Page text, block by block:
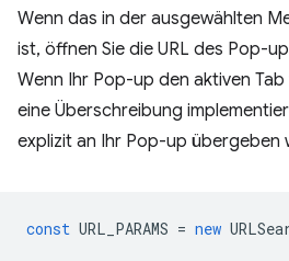
Wenn das in der ausgewählten
ist, öffnen Sie die URL des Pop-
Wenn Ihr Pop-up den aktiven
eine Überschreibung
explizit an Ihr Pop-up übergeben
const URL_PARAMS = new